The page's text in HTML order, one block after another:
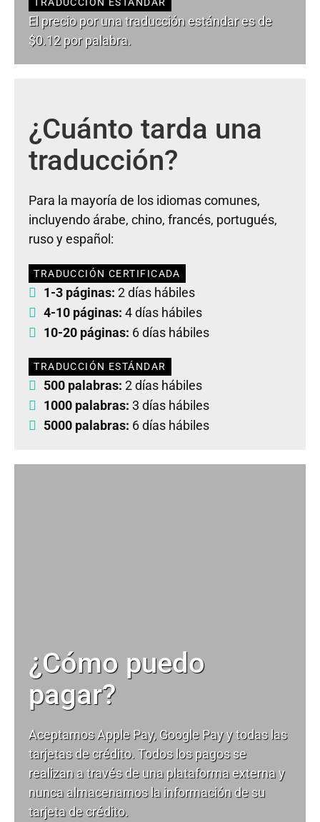
El precio por una traducción estándar es de
$0.12 por palabra.
¿Cuánto tarda una
traducción?
Para la mayoría de los idiomas comunes,
incluyendo árabe, chino, francés, portugués,
ruso y español:
TRADUCCIÓN CERTIFICADA
1-3 páginas: 2 días hábiles
4-10 páginas: 4 días hábiles
10-20 páginas: 6 días hábiles
TRADUCCIÓN ESTÁNDAR
500 palabras: 2 días hábiles
1000 palabras: 3 días hábiles
5000 palabras: 6 días hábiles
¿Cómo puedo
pagar?
Aceptamos Apple Pay, Google Pay y todas las
tarjetas de crédito. Todos los pagos se
realizan a través de una plataforma externa y
nunca almacenamos la información de su
tarjeta de crédito.